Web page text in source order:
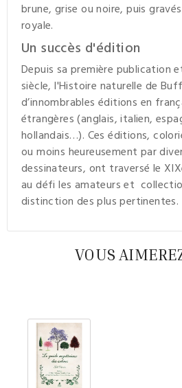
brune, grise ou noire, puis
royale.
Un succès d'édition
Depuis sa première publication
siècle, l'Histoire naturelle de
d’innombrables éditions en
étrangères (anglais, italien,
hollandais…). Ces éditions,
ou moins heureusement par
dessinateurs, ont traversé le
au défi les amateurs et
distinction des plus pertinentes.
VOUS